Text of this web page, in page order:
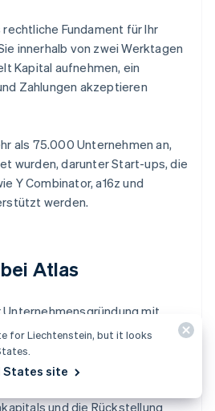
Fundament für Ihr
innerhalb von zwei Werktagen
Kapital aufnehmen, ein
Zahlungen akzeptieren
als 75.000 Unternehmen an,
wurden, darunter Start-ups, die
Y Combinator, a16z und
werden.
Atlas
mit
10 Minuten. Sie wählen Ihre
aus, erfahren sofort, ob Ihr
ist, und fügen bis zu vier
und die Rückstellung
for Liechtenstein, but it looks
States site